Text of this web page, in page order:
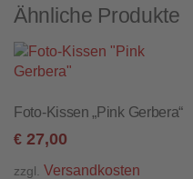
Ähnliche Produkte
Foto-Kissen „Pink Gerbera“
€ 27,00
zzgl. Versandkosten